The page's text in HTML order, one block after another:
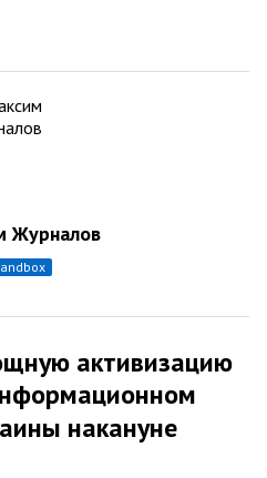
Журналов
sandbox
активизацию
накануне